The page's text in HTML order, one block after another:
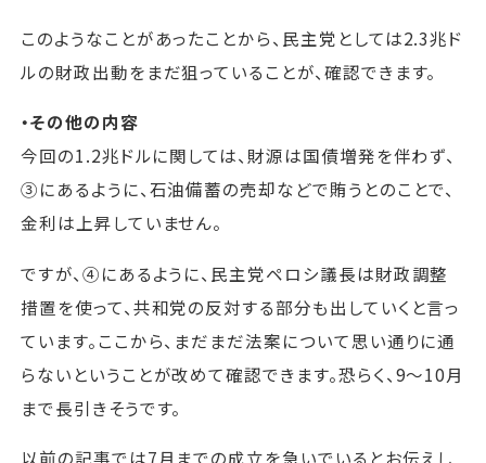
このようなことがあったことから、民主党としては2.3兆ド
ルの財政出動をまだ狙っていることが、確認できます。
・その他の内容
今回の1.2兆ドルに関しては、財源は国債増発を伴わず、
③にあるように、石油備蓄の売却などで賄うとのことで、
金利は上昇していません。
ですが、④にあるように、民主党ペロシ議長は財政調整
措置を使って、共和党の反対する部分も出していくと言っ
ています。ここから、まだまだ法案について思い通りに通
らないということが改めて確認できます。恐らく、9～10月
まで長引きそうです。
以前の記事では7月までの成立を急いでいるとお伝えし